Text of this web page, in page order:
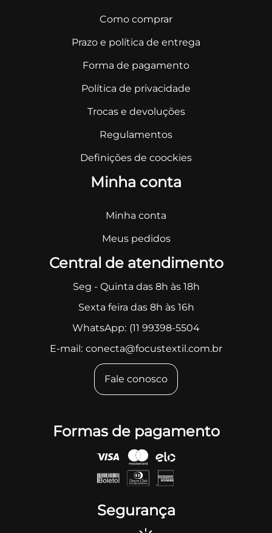
Como comprar
Prazo e política de entrega
Forma de pagamento
Política de privacidade
Trocas e devoluções
Regulamentos
Definições de coockies
Minha conta
Minha conta
Meus pedidos
Central de atendimento
Seg - Quinta das 8h às 18h
Sexta feira das 8h às 16h
WhatsApp: (11 99398-5504
E-mail: conecta@focustextil.com.br
Fale conosco
Formas de pagamento
Segurança